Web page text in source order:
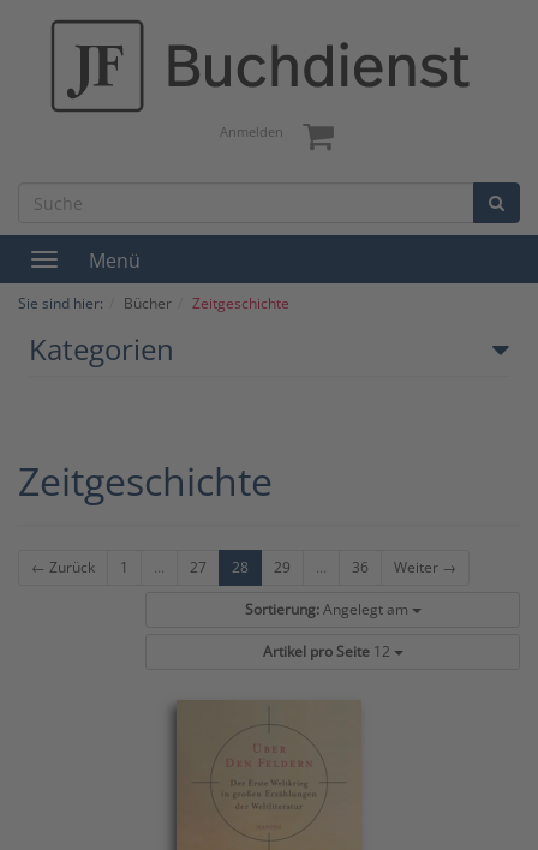
Anmelden
Toggle
navigation
Menü
Sie sind hier: Bücher Zeitgeschichte
Kategorien
Zeitgeschichte
← Zurück 1 ... 27 28 29 ... 36 Weiter →
Sortierung: Angelegt am
Artikel pro Seite 12